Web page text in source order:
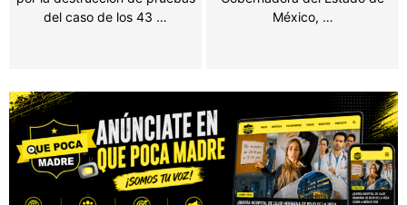
México, …
Estado de México …